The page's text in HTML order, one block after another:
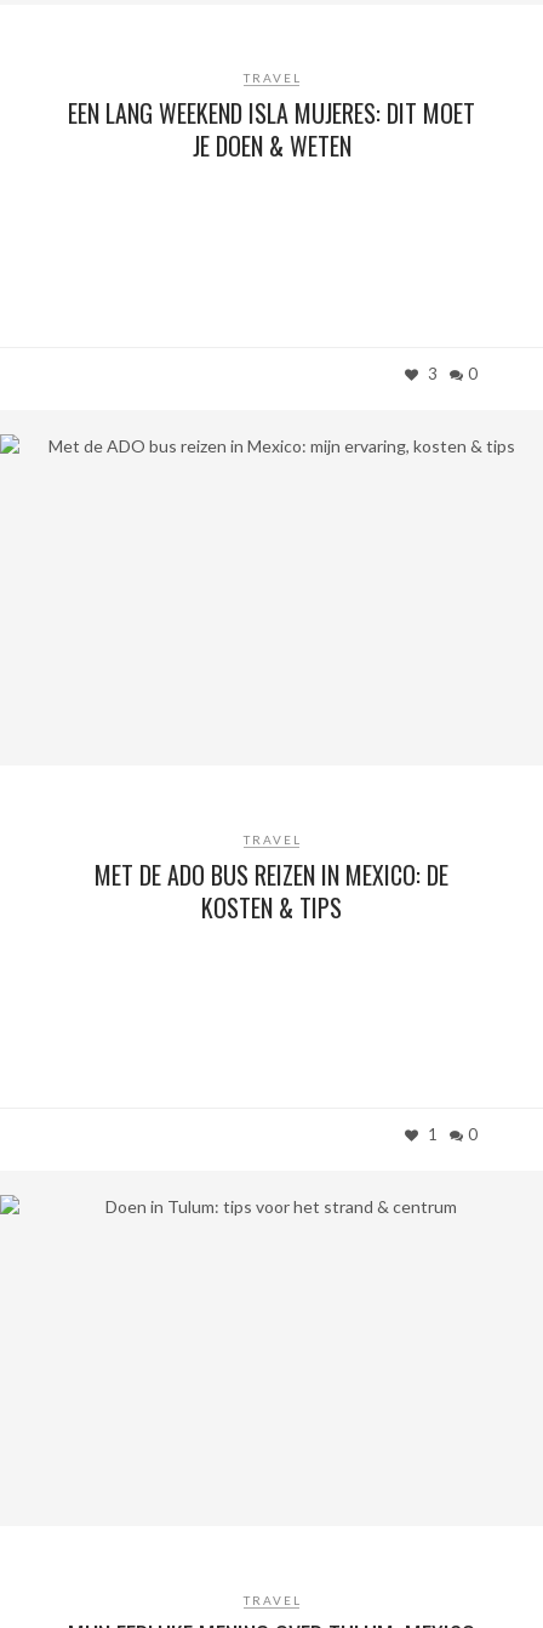
TRAVEL
EEN LANG WEEKEND ISLA MUJERES: DIT MOET
JE DOEN & WETEN
3 0
TRAVEL
MET DE ADO BUS REIZEN IN MEXICO: DE
KOSTEN & TIPS
1 0
TRAVEL